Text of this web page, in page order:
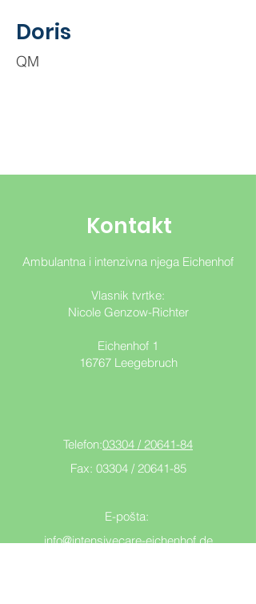
Doris
QM
Kontakt
Ambulantna i intenzivna njega Eichenhof
Vlasnik tvrtke:
Nicole Genzow-Richter
Eichenhof 1
16767 Leegebruch
Telefon:03304 / 20641-84
Fax: 03304 / 20641-85
E-pošta:
info@intensivecare-eichenhof.de